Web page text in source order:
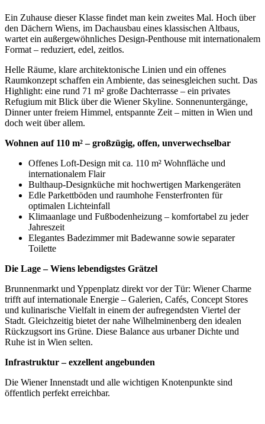
Ein Zuhause dieser Klasse findet man kein zweites Mal. Hoch über
den Dächern Wiens, im Dachausbau eines klassischen Altbaus,
wartet ein außergewöhnliches Design-Penthouse mit internationalem
Format – reduziert, edel, zeitlos.
Helle Räume, klare architektonische Linien und ein offenes
Raumkonzept schaffen ein Ambiente, das seinesgleichen sucht. Das
Highlight: eine rund 71 m² große Dachterrasse – ein privates
Refugium mit Blick über die Wiener Skyline. Sonnenuntergänge,
Dinner unter freiem Himmel, entspannte Zeit – mitten in Wien und
doch weit über allem.
Wohnen auf 110 m² – großzügig, offen, unverwechselbar
Offenes Loft-Design mit ca. 110 m² Wohnfläche und
internationalem Flair
Bulthaup-Designküche mit hochwertigen Markengeräten
Edle Parkettböden und raumhohe Fensterfronten für
optimalen Lichteinfall
Klimaanlage und Fußbodenheizung – komfortabel zu jeder
Jahreszeit
Elegantes Badezimmer mit Badewanne sowie separater
Toilette
Die Lage – Wiens lebendigstes Grätzel
Brunnenmarkt und Yppenplatz direkt vor der Tür: Wiener Charme
trifft auf internationale Energie – Galerien, Cafés, Concept Stores
und kulinarische Vielfalt in einem der aufregendsten Viertel der
Stadt. Gleichzeitig bietet der nahe Wilhelminenberg den idealen
Rückzugsort ins Grüne. Diese Balance aus urbaner Dichte und
Ruhe ist in Wien selten.
Infrastruktur – exzellent angebunden
Die Wiener Innenstadt und alle wichtigen Knotenpunkte sind
öffentlich perfekt erreichbar.